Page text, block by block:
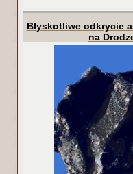
Błyskotliwe odkrycie
na